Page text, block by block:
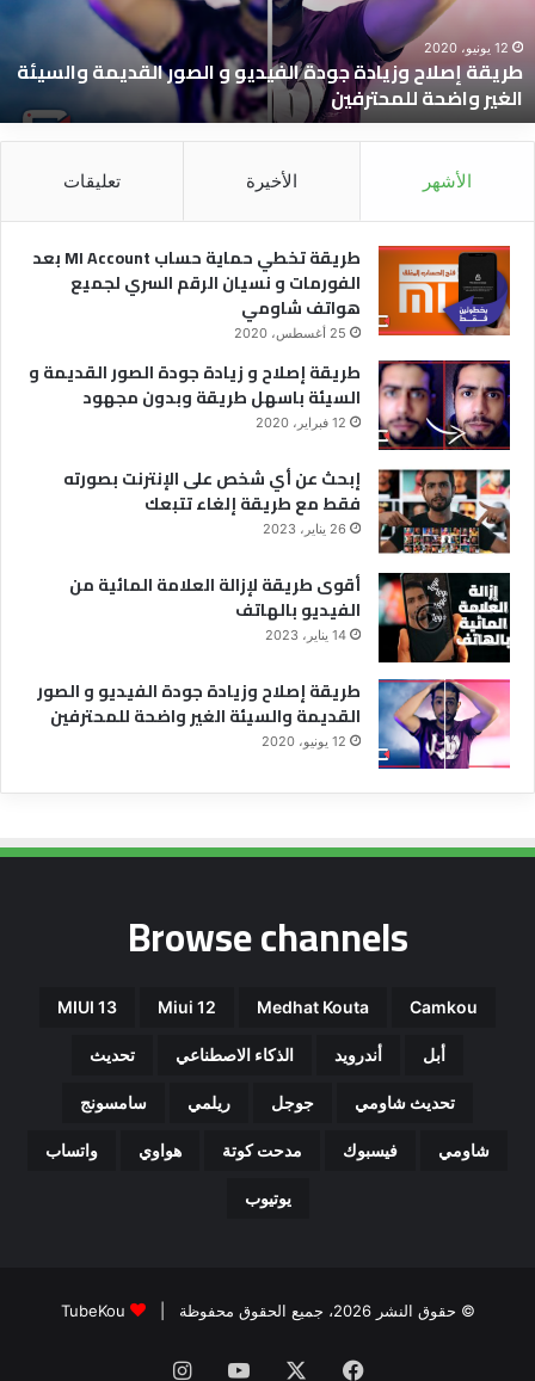
القديمة
والسيئة
الغير
واضحة
للمحترفين
12 يونيو، 2020
طريقة إصلاح وزيادة جودة الفيديو و الصور القديمة والسيئة
الغير واضحة للمحترفين
الأشهر الأخيرة تعليقات
طريقة تخطي حماية حساب MI Account بعد
الفورمات و نسيان الرقم السري لجميع
هواتف شاومي
25 أغسطس، 2020
طريقة إصلاح و زيادة جودة الصور القديمة و
السيئة باسهل طريقة وبدون مجهود
12 فبراير، 2020
إبحث عن أي شخص على الإنترنت بصورته
فقط مع طريقة إلغاء تتبعك
26 يناير، 2023
أقوى طريقة لإزالة العلامة المائية من
الفيديو بالهاتف
14 يناير، 2023
طريقة إصلاح وزيادة جودة الفيديو و الصور
القديمة والسيئة الغير واضحة للمحترفين
12 يونيو، 2020
Browse channels
Camkou
Medhat Kouta
Miui 12
MIUI 13
أبل أندرويد الذكاء الاصطناعي تحديث
تحديث شاومي جوجل ريلمي سامسونج
شاومي فيسبوك مدحت كوتة هواوي واتساب
يوتيوب
© حقوق النشر 2026، جميع الحقوق محفوظة | TubeKou
فيسبوك ‫YouTubeانستقرام